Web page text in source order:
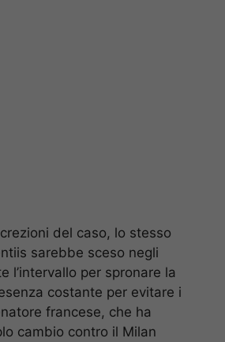
del caso, lo stesso
sarebbe sceso negli
l’intervallo per spronare la
costante per evitare i
francese, che ha
cambio contro il Milan